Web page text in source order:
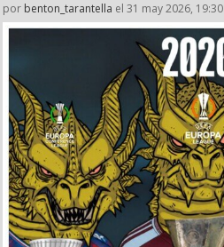
por benton_tarantella el 31 may 2026, 19:30